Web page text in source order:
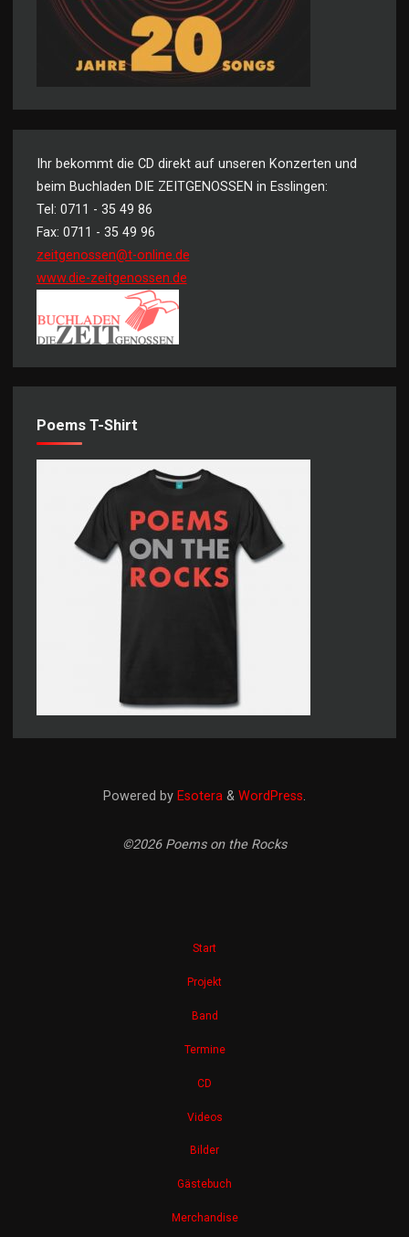
Ihr bekommt die CD direkt auf unseren Konzerten und
beim Buchladen DIE ZEITGENOSSEN in Esslingen:
Tel: 0711 - 35 49 86
Fax: 0711 - 35 49 96
zeitgenossen@t-online.de
www.die-zeitgenossen.de
Poems T-Shirt
Powered by Esotera & WordPress.
©2026 Poems on the Rocks
Start
Projekt
Band
Termine
CD
Videos
Bilder
Gästebuch
Merchandise